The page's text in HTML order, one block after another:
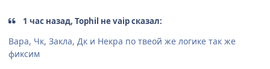
1 час назад, Tophil не vaip сказал:
Вара, Чк, Закла, Дк и Некра по твеой же логике так же
фиксим